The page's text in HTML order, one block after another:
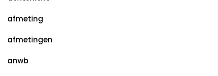
afmeting
afmetingen
anwb